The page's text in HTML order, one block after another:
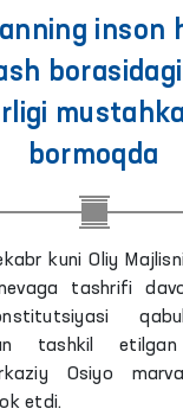
inson
bormoqda
kuni Oliy
tashrifi
tashkil
Osiyo
etdi.